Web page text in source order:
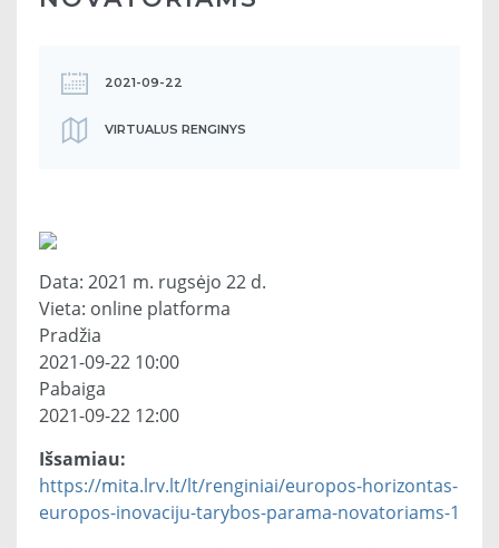
2021-09-22
VIRTUALUS RENGINYS
Data: 2021 m. rugsėjo 22 d.
Vieta: online platforma
Pradžia
2021-09-22 10:00
Pabaiga
2021-09-22 12:00
Išsamiau:
https://mita.lrv.lt/lt/renginiai/europos-horizontas-
europos-inovaciju-tarybos-parama-novatoriams-1